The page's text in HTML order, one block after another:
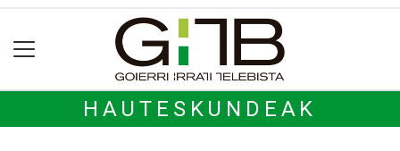
HAUTESKUNDEAK